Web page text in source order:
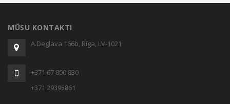
MŪSU KONTAKTI
A.Deglava 166b, Rīga, LV-1021
+371 67 800 830
+371 29395861